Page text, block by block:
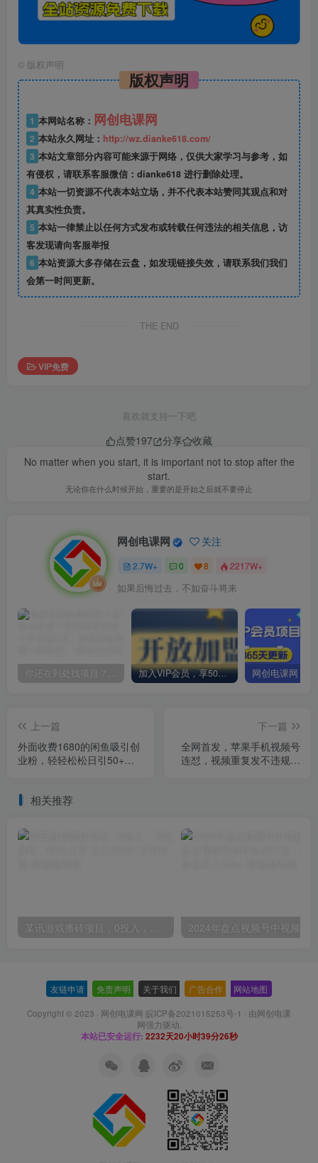
© 版权声明
版权声明
1 本网站名称： 网创电课网
2 本站永久网址： http://wz.dianke618.com/
3 本站文章部分内容可能来源于网络，仅供大家学习与参考，如
有侵权，请联系客服微信：dianke618 进行删除处理。
4 本站一切资源不代表本站立场，并不代表本站赞同其观点和对
其真实性负责。
5 本站一律禁止以任何方式发布或转载任何违法的相关信息，访
客发现请向客服举报
6 本站资源大多存储在云盘，如发现链接失效，请联系我们我们
会第一时间更新。
THE END
VIP免费
喜欢就支持一下吧
点赞197 分享
收藏
No matter when you start, it is important not to stop after the
start.
无论你在什么时候开始，重要的是开始之后就不要停止
网创电课网 关注
2.7W+ 0 8 2217W+
如果后悔过去，不如奋斗将来
你还在到处找项目？还在当韭菜？我却靠卖项目一个月赚5万，曾经我也和你一样懵懂。 加入VIP会员，享50%的推广提成，免费学习多种网上创业课程，菜鸟秒变大神！
上一篇
外面收费1680的闲鱼吸引创
业粉，轻轻松松日引50+，
下一篇
全网首发，苹果手机视频号
连怼，视频重复发不违规，
相关推荐
某讯游戏搬砖项目，0投入，可以挂机，轻松上手,月入3000+上不封顶
友链申请 免责声明 关于我们 广告合作 网站地图
Copyright © 2023 · 网创电课网 皖ICP备2021015253号-1 · 由网创电课
网强力驱动.
本站已安全运行: 2232天20小时39分27秒